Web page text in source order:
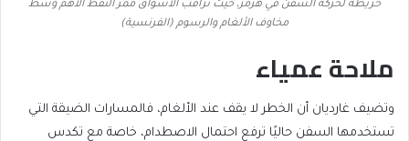
خريطة لحركة السفن في هرمز، حيث تراقب الأسواق ممر النفط الأهم وسط
مخاوف الألغام والرسوم (الفرنسية)
ملاحة عمياء
وتضيف غارديان أن الخطر لا يقف عند الألغام، فالمسارات الضيقة التي
تستخدمها السفن حاليًا ترفع احتمال الاصطدام، خاصة مع تكدس